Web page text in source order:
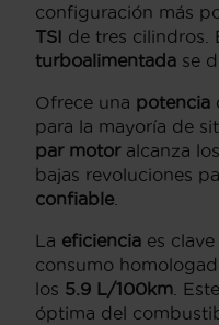
configuración más
TSI de tres cilindros.
turboalimentada se
Ofrece una potencia
para la mayoría de
par motoralcanza los
bajas revoluciones
confiable
La eficiencia es
consumo
los 5.9 L/100km .
óptima del